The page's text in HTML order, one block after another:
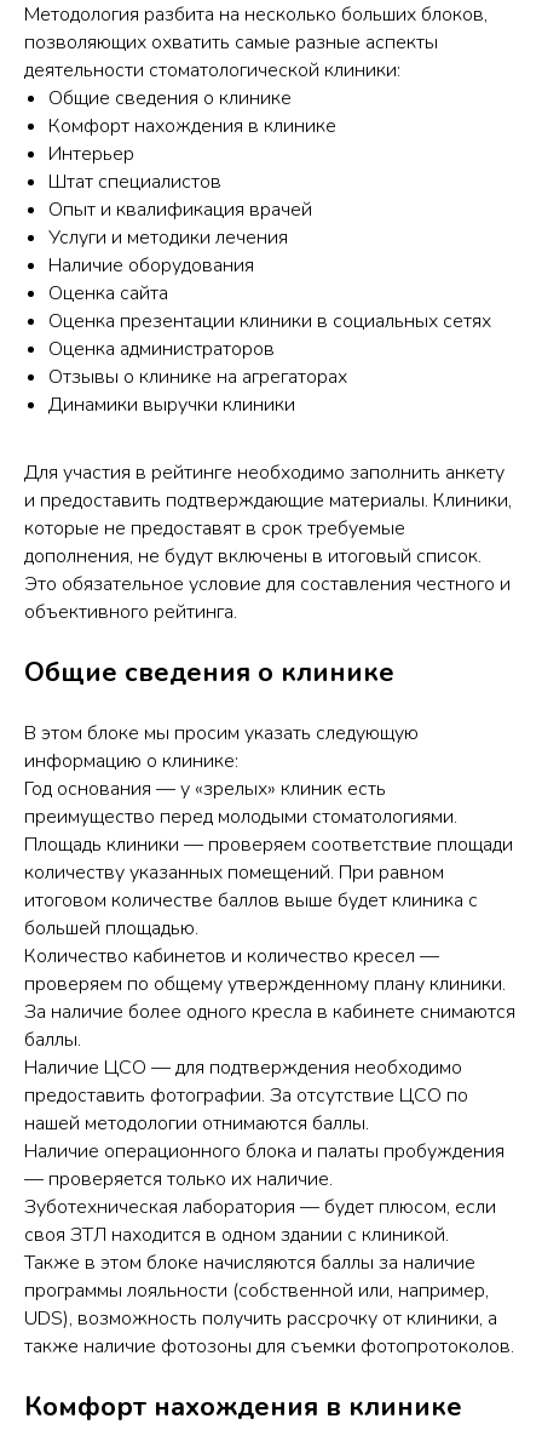
Методология разбита на несколько больших блоков,
позволяющих охватить самые разные аспекты
деятельности стоматологической клиники:
Общие сведения о клинике
Комфорт нахождения в клинике
Интерьер
Штат специалистов
Опыт и квалификация врачей
Услуги и методики лечения
Наличие оборудования
Оценка сайта
Оценка презентации клиники в социальных сетях
Оценка администраторов
Отзывы о клинике на агрегаторах
Динамики выручки клиники
Для участия в рейтинге необходимо заполнить анкету
и предоставить подтверждающие материалы. Клиники,
которые не предоставят в срок требуемые
дополнения, не будут включены в итоговый список.
Это обязательное условие для составления честного и
объективного рейтинга.
Общие сведения о клинике
В этом блоке мы просим указать следующую
информацию о клинике:
Год основания — у «зрелых» клиник есть
преимущество перед молодыми стоматологиями.
Площадь клиники — проверяем соответствие площади
количеству указанных помещений. При равном
итоговом количестве баллов выше будет клиника с
большей площадью.
Количество кабинетов и количество кресел —
проверяем по общему утвержденному плану клиники.
За наличие более одного кресла в кабинете снимаются
баллы.
Наличие ЦСО — для подтверждения необходимо
предоставить фотографии. За отсутствие ЦСО по
нашей методологии отнимаются баллы.
Наличие операционного блока и палаты пробуждения
— проверяется только их наличие.
Зуботехническая лаборатория — будет плюсом, если
своя ЗТЛ находится в одном здании с клиникой.
Также в этом блоке начисляются баллы за наличие
программы лояльности (собственной или, например,
UDS), возможность получить рассрочку от клиники, а
также наличие фотозоны для съемки фотопротоколов.
Комфорт нахождения в клинике